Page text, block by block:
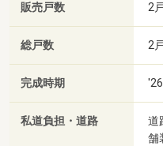
販売戸数 2
総戸数 2
完成時期
私道負担・道路
道
舗